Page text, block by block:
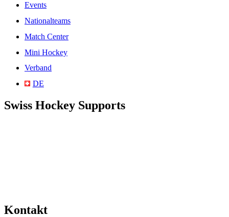
Events
Nationalteams
Match Center
Mini Hockey
Verband
DE
Swiss Hockey Supports
Kontakt